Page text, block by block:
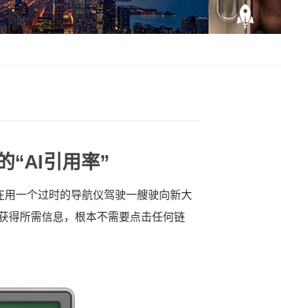
“AI引用率”
用一个过时的导航仪驾驶一艘驶向新大
得所需信息，根本不需要点击任何链